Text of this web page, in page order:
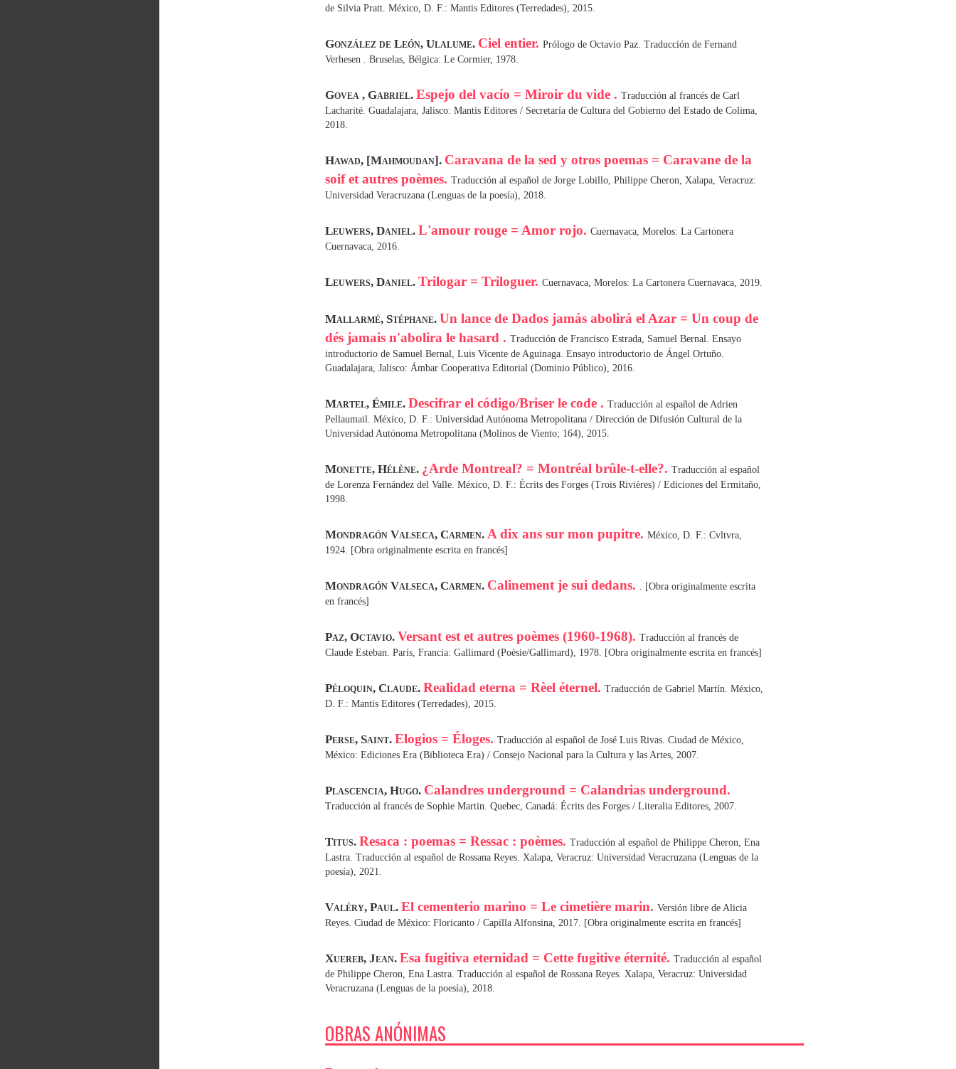
de Silvia Pratt. México, D. F.: Mantis Editores (Terredades), 2015.
González de León, Ulalume. Ciel entier. Prólogo de Octavio Paz. Traducción de Fernand
Verhesen . Bruselas, Bélgica: Le Cormier, 1978.
Govea , Gabriel. Espejo del vacío = Miroir du vide . Traducción al francés de Carl
Lacharité. Guadalajara, Jalisco: Mantis Editores / Secretaría de Cultura del Gobierno del Estado de Colima,
2018.
Hawad, [Mahmoudan]. Caravana de la sed y otros poemas = Caravane de la
soif et autres poèmes. Traducción al español de Jorge Lobillo, Philippe Cheron, Xalapa, Veracruz:
Universidad Veracruzana (Lenguas de la poesía), 2018.
Leuwers, Daniel. L'amour rouge = Amor rojo. Cuernavaca, Morelos: La Cartonera
Cuernavaca, 2016.
Leuwers, Daniel. Trilogar = Triloguer. Cuernavaca, Morelos: La Cartonera Cuernavaca, 2019.
Mallarmé, Stéphane. Un lance de Dados jamás abolirá el Azar = Un coup de
dés jamais n'abolira le hasard . Traducción de Francisco Estrada, Samuel Bernal. Ensayo
introductorio de Samuel Bernal, Luis Vicente de Aguinaga. Ensayo introductorio de Ángel Ortuño.
Guadalajara, Jalisco: Ámbar Cooperativa Editorial (Dominio Público), 2016.
Martel, Émile. Descifrar el código/Briser le code . Traducción al español de Adrien
Pellaumail. México, D. F.: Universidad Autónoma Metropolitana / Dirección de Difusión Cultural de la
Universidad Autónoma Metropolitana (Molinos de Viento; 164), 2015.
Monette, Hélène. ¿Arde Montreal? = Montréal brûle-t-elle?. Traducción al español
de Lorenza Fernández del Valle. México, D. F.: Écrits des Forges (Trois Rivières) / Ediciones del Ermitaño,
1998.
Mondragón Valseca, Carmen. A dix ans sur mon pupitre. México, D. F.: Cvltvra,
1924. [Obra originalmente escrita en francés]
Mondragón Valseca, Carmen. Calinement je sui dedans.
. [Obra originalmente escrita
en francés]
Paz, Octavio. Versant est et autres poèmes (1960-1968). Traducción al francés de
Claude Esteban. París, Francia: Gallimard (Poèsie/Gallimard), 1978. [Obra originalmente escrita en francés]
Péloquin, Claude. Realidad eterna = Rèel éternel. Traducción de Gabriel Martín. México,
D. F.: Mantis Editores (Terredades), 2015.
Perse, Saint. Elogios = Éloges. Traducción al español de José Luis Rivas. Ciudad de México,
México: Ediciones Era (Biblioteca Era) / Consejo Nacional para la Cultura y las Artes, 2007.
Plascencia, Hugo. Calandres underground = Calandrias underground.
Traducción al francés de Sophie Martin. Quebec, Canadá: Écrits des Forges / Literalia Editores, 2007.
Titus. Resaca : poemas = Ressac : poèmes. Traducción al español de Philippe Cheron, Ena
Lastra. Traducción al español de Rossana Reyes. Xalapa, Veracruz: Universidad Veracruzana (Lenguas de la
poesía), 2021.
Valéry, Paul. El cementerio marino = Le cimetière marin. Versión libre de Alicia
Reyes. Ciudad de México: Floricanto / Capilla Alfonsina, 2017. [Obra originalmente escrita en francés]
Xuereb, Jean. Esa fugitiva eternidad = Cette fugitive éternité. Traducción al español
de Philippe Cheron, Ena Lastra. Traducción al español de Rossana Reyes. Xalapa, Veracruz: Universidad
Veracruzana (Lenguas de la poesía), 2018.
OBRAS ANÓNIMAS